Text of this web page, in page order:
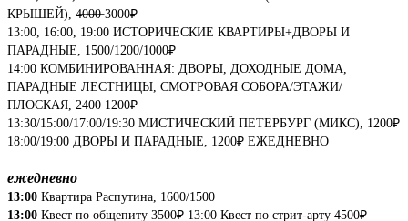
КРЫШЕЙ), 4̶0̶0̶0̶ 3000₽
13:00, 16:00, 19:00 ИСТОРИЧЕСКИЕ КВАРТИРЫ+ДВОРЫ И
ПАРАДНЫЕ, 1500/1200/1000₽
14:00 КОМБИНИРОВАННАЯ: ДВОРЫ, ДОХОДНЫЕ ДОМА,
ПАРАДНЫЕ ЛЕСТНИЦЫ, СМОТРОВАЯ СОБОРА/ЭТАЖИ/
ПЛОСКАЯ, 2̶4̶0̶0̶ 1200₽
13:30/15:00/17:00/19:30 МИСТИЧЕСКИЙ ПЕТЕРБУРГ (МИКС), 1200₽
18:00/19:00 ДВОРЫ И ПАРАДНЫЕ, 1200₽ ЕЖЕДНЕВНО
​ежедневно
13:00 Квартира Распутина, 1600/1500
13:00 Квест по общепиту 3500₽ 13:00 Квест по стрит-арту 4500₽